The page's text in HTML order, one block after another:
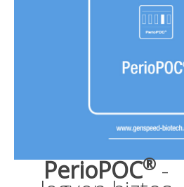
PerioPOC®-